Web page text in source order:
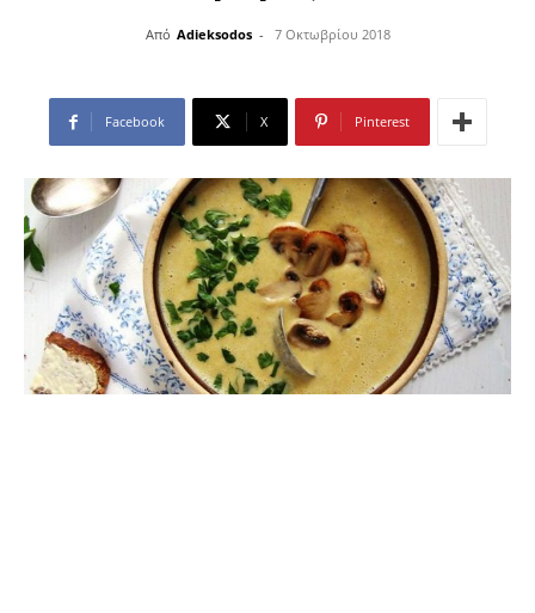
Από Adieksodos - 7 Οκτωβρίου 2018
Facebook X Pinterest